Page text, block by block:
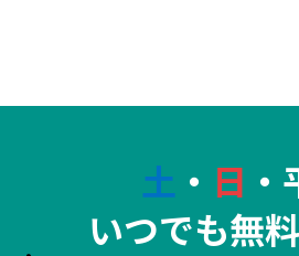
土 ・ 日
いつでも無